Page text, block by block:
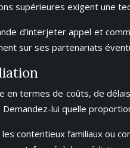
supérieures exigent une
d’interjeter appel et
sur ses partenariats
termes de coûts, de
lui quelle
contentieux familiaux ou